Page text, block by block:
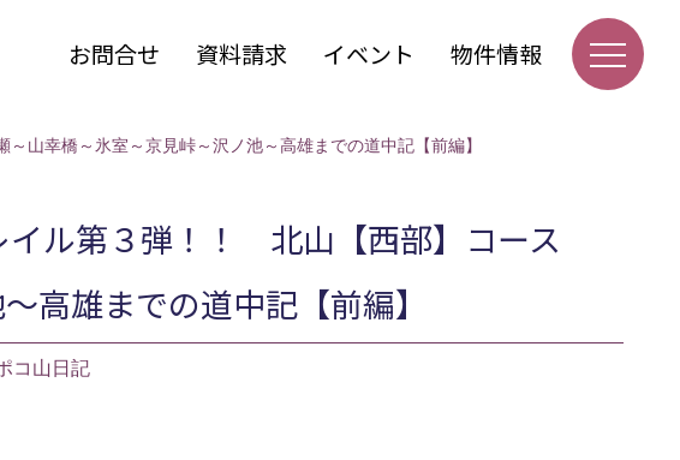
お問合せ 資料請求 イベント 物件情報
幸橋～氷室～京見峠～沢ノ池～高雄までの道中記【前編】
ル第３弾！！ 北山【西部】コース
高雄までの道中記【前編】
コ山日記